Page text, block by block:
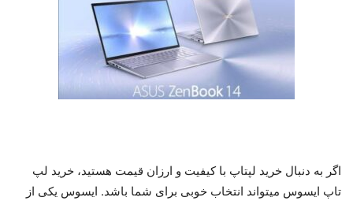
اگر به دنبال خرید لپتاپ با کیفیت و ارزان قیمت هستید، خرید لپ
تاپ ایسوس می­تواند انتخاب خوبی برای شما باشد. ایسوس یکی از